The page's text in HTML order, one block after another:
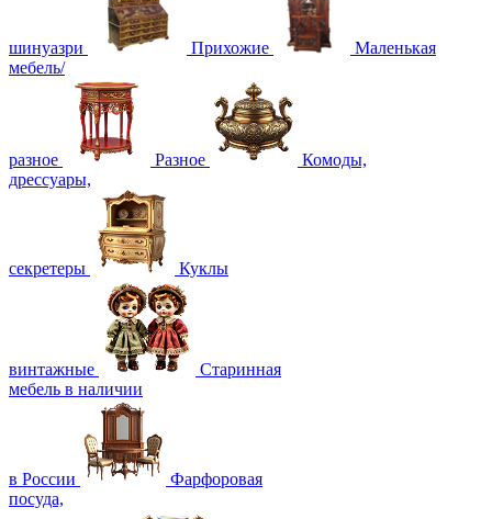
шинуазри Прихожие
Маленькая
мебель/
разное Разное
Комоды,
дрессуары,
секретеры Куклы
винтажные
Старинная
мебель в наличии
в России
Фарфоровая
посуда,